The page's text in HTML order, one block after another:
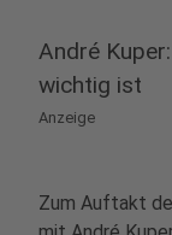
André
wichtig ist
Anzeige
Zum Auftakt